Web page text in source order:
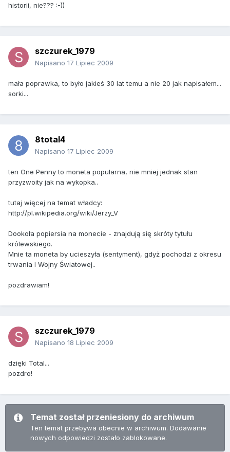
historii, nie??? :-))
szczurek_1979
Napisano 17 Lipiec 2009
mała poprawka, to było jakieś 30 lat temu a nie 20 jak napisałem...
sorki...
8total4
Napisano 17 Lipiec 2009
ten One Penny to moneta popularna, nie mniej jednak stan
przyzwoity jak na wykopka..
tutaj więcej na temat władcy:
http://pl.wikipedia.org/wiki/Jerzy_V
Dookoła popiersia na monecie - znajdują się skróty tytułu
królewskiego.
Mnie ta moneta by ucieszyła (sentyment), gdyż pochodzi z okresu
trwania I Wojny Światowej..
pozdrawiam!
szczurek_1979
Napisano 18 Lipiec 2009
dzięki Total...
pozdro!
Temat został przeniesiony do archiwum
Ten temat przebywa obecnie w archiwum. Dodawanie
nowych odpowiedzi zostało zablokowane.